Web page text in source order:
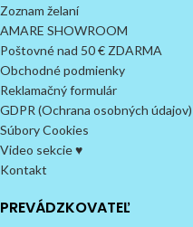
Zoznam želaní
AMARE SHOWROOM
Poštovné nad 50 € ZDARMA
Obchodné podmienky
Reklamačný formulár
GDPR (Ochrana osobných údajov)
Súbory Cookies
Video sekcie ♥
Kontakt
PREVÁDZKOVATEĽ